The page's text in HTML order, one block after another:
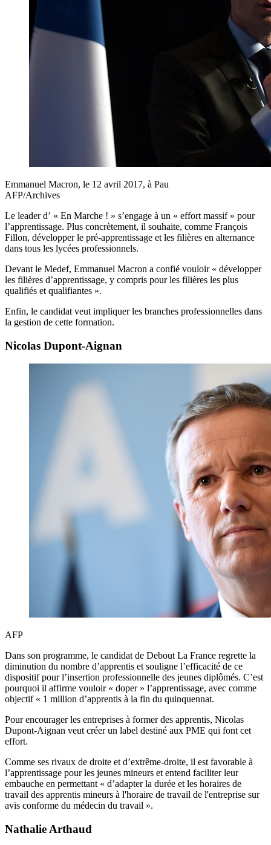
Emmanuel Macron, le 12 avril 2017, à Pau
AFP/Archives
Le leader d’ « En Marche ! » s’engage à un « effort massif » pour
l’apprentissage. Plus concrètement, il souhaite, comme François
Fillon, développer le pré-apprentissage et les filières en alternance
dans tous les lycées professionnels.
Devant le Medef, Emmanuel Macron a confié vouloir « développer
les filières d’apprentissage, y compris pour les filières les plus
qualifiés et qualifiantes ».
Enfin, le candidat veut impliquer les branches professionnelles dans
la gestion de cette formation.
Nicolas Dupont-Aignan
AFP
Dans son programme, le candidat de Debout La France regrette la
diminution du nombre d’apprentis et souligne l’efficacité de ce
dispositif pour l’insertion professionnelle des jeunes diplômés. C’est
pourquoi il affirme vouloir « doper » l’apprentissage, avec comme
objectif « 1 million d’apprentis à la fin du quinquennat.
Pour encourager les entreprises à former des apprentis, Nicolas
Dupont-Aignan veut créer un label destiné aux PME qui font cet
effort.
Comme ses rivaux de droite et d’extrême-droite, il est favorable à
l’apprentissage pour les jeunes mineurs et entend faciliter leur
embauche en permettant « d’adapter la durée et les horaires de
travail des apprentis mineurs à l'horaire de travail de l'entreprise sur
avis conforme du médecin du travail ».
Nathalie Arthaud